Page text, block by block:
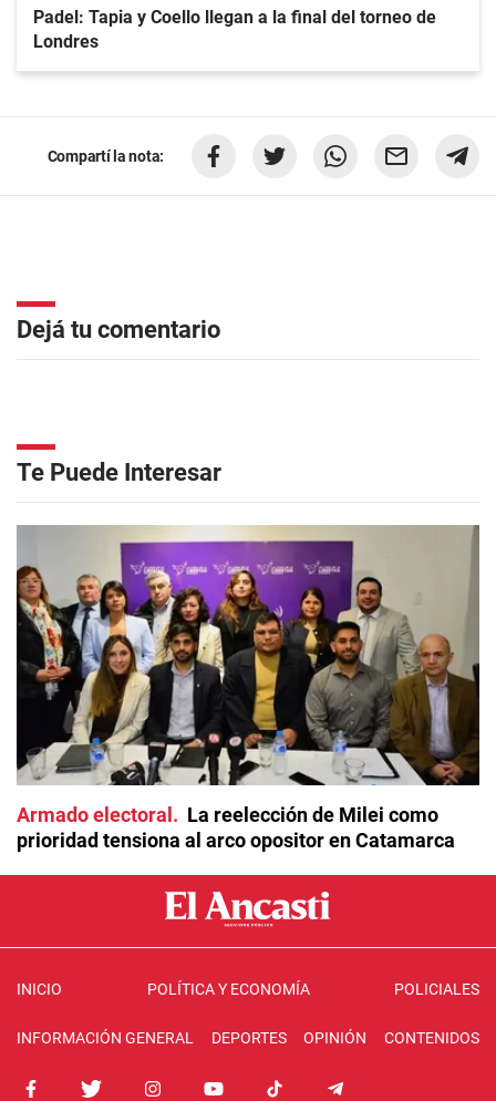
Padel: Tapia y Coello llegan a la final del torneo de
Londres
Compartí la nota:
Dejá tu comentario
Te Puede Interesar
Armado electoral
La reelección de Milei como
prioridad tensiona al arco opositor en Catamarca
INICIO POLÍTICA Y ECONOMÍA POLICIALES
INFORMACIÓN GENERAL DEPORTES OPINIÓN CONTENIDOS